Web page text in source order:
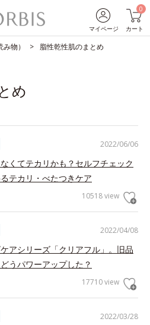
マイページ
0
カート
物） 脂性乾性肌のまとめ
め
2022/06/06
くてテカリかも？セルフチェック
テカリ・べたつきケア
10518 view
2022/04/08
アシリーズ「クリアフル」。旧品
うパワーアップした？
17710 view
2022/03/28